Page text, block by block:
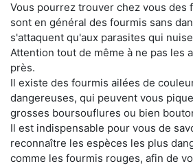
Vous pourrez trouver chez vous des
sont en général des fourmis sans
s'attaquent qu'aux parasites qui
Attention tout de même à ne pas les
près.
Il existe des fourmis ailées de
dangereuses, qui peuvent vous
grosses boursouflures ou bien
Il est indispensable pour vous de
reconnaître les espèces les plus
comme les fourmis rouges, afin de